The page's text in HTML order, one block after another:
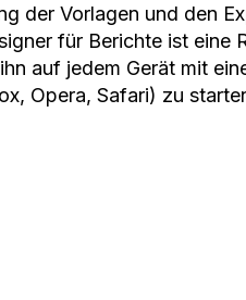
der Vorlagen und den
für Berichte ist eine
auf jedem Gerät mit
Opera, Safari) zu